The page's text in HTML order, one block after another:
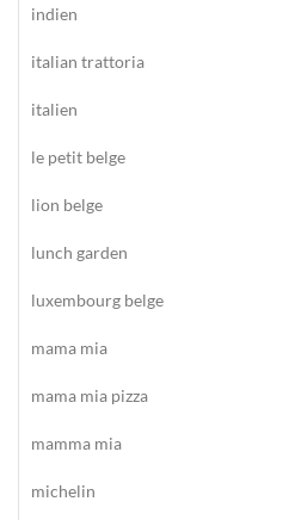
indien
italian trattoria
italien
le petit belge
lion belge
lunch garden
luxembourg belge
mama mia
mama mia pizza
mamma mia
michelin